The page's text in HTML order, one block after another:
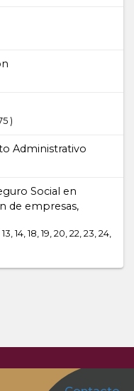
Administrativo
Social en
de empresas,
14, 18, 19, 20, 22, 23, 24,